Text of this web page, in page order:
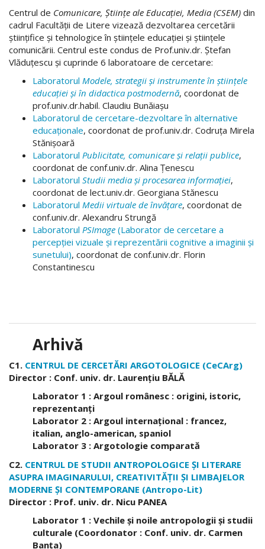
Centrul de Comunicare, Științe ale Educației, Media (CSEM) din
cadrul Facultății de Litere vizează dezvoltarea cercetării
științifice și tehnologice în științele educației și științele
comunicării. Centrul este condus de Prof.univ.dr. Ștefan
Vlăduțescu și cuprinde 6 laboratoare de cercetare:
Laboratorul Modele, strategii și instrumente în științele
educației și în didactica postmodernă, coordonat de
prof.univ.dr.habil. Claudiu Bunăiașu
Laboratorul de cercetare-dezvoltare în alternative
educaționale, coordonat de prof.univ.dr. Codruța Mirela
Stănișoară
Laboratorul Publicitate, comunicare și relații publice,
coordonat de conf.univ.dr. Alina Țenescu
Laboratorul Studii media și procesarea informației,
coordonat de lect.univ.dr. Georgiana Stănescu
Laboratorul Medii virtuale de învățare, coordonat de
conf.univ.dr. Alexandru Strungă
Laboratorul PSImage (Laborator de cercetare a
percepției vizuale și reprezentării cognitive a imaginii și
sunetului), coordonat de conf.univ.dr. Florin
Constantinescu
Arhivă
C1. CENTRUL DE CERCETĂRI ARGOTOLOGICE (CeCArg)
Director : Conf. univ. dr. Laurenţiu BĂLĂ
Laborator 1 : Argoul românesc : origini, istoric,
reprezentanţi
Laborator 2 : Argoul internaţional : francez,
italian, anglo-american, spaniol
Laborator 3 : Argotologie comparată
C2. CENTRUL DE STUDII ANTROPOLOGICE ŞI LITERARE
ASUPRA IMAGINARULUI, CREATIVITĂŢII ŞI LIMBAJELOR
MODERNE ŞI CONTEMPORANE (Antropo-Lit)
Director : Prof. univ. dr. Nicu PANEA
Laborator 1 : Vechile şi noile antropologii şi studii
culturale (Coordonator : Conf. univ. dr. Carmen
Banţa)